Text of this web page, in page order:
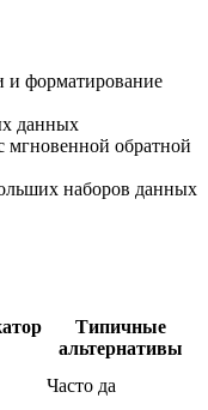
и форматирование
данных
мгновенной обратной
наборов данных
Типичные
альтернативы
Часто да